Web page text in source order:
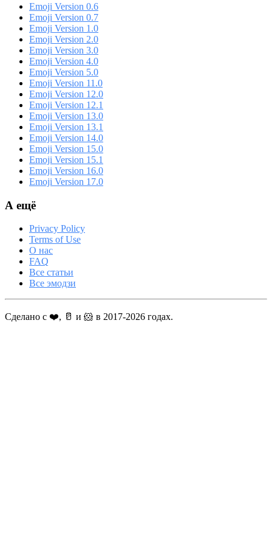
Emoji Version 0.6
Emoji Version 0.7
Emoji Version 1.0
Emoji Version 2.0
Emoji Version 3.0
Emoji Version 4.0
Emoji Version 5.0
Emoji Version 11.0
Emoji Version 12.0
Emoji Version 12.1
Emoji Version 13.0
Emoji Version 13.1
Emoji Version 14.0
Emoji Version 15.0
Emoji Version 15.1
Emoji Version 16.0
Emoji Version 17.0
А ещё
Privacy Policy
Terms of Use
О нас
FAQ
Все статьи
Все эмодзи
Сделано с ❤️, 🥛 и 🐹 в 2017-2026 годах.